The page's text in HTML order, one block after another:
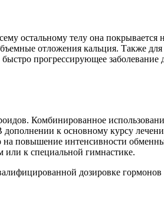
остальному телу она
отложения кальция. Также
прогрессирующее
Комбинированное
к основному курсу
на повышение интенсивности
или к специальной гимнастике.
дозировке